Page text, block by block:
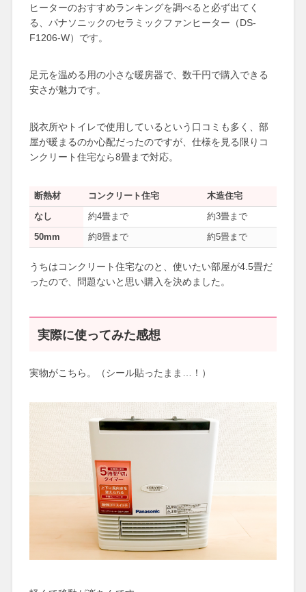
ヒーターのおすすめランキングを調べると必ず出てく
る、パナソニックのセラミックファンヒーター（DS-
F1206-W）です。
足元を温める用の小さな暖房器で、数千円で購入できる
安さが魅力です。
脱衣所やトイレで使用しているという口コミも多く、部
屋が暖まるのか心配だったのですが、仕様を見る限りコ
ンクリート住宅なら8畳まで対応。
断熱材 コンクリート住宅 木造住宅
なし 約4畳まで 約3畳まで
50mm 約8畳まで 約5畳まで
うちはコンクリート住宅なのと、使いたい部屋が4.5畳だ
ったので、問題ないと思い購入を決めました。
実際に使ってみた感想
実物がこちら。（シール貼ったまま…！）